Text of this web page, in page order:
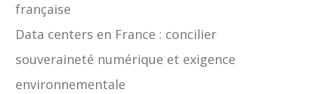
française
Data centers en France : concilier
souveraineté numérique et exigence
environnementale